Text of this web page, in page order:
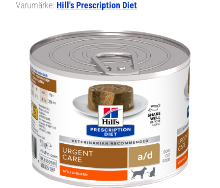
Varumärke: Hill's Prescription Diet